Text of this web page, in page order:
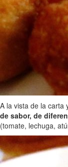
A la vista de la carta
de sabor, de
(tomate, lechuga,